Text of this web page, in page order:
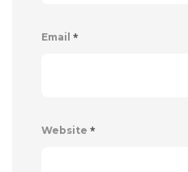
Email *
Website *